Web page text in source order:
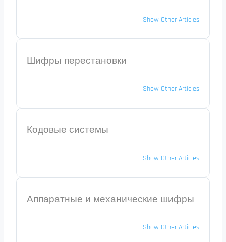
Show Other Articles
Шифры перестановки
Show Other Articles
Кодовые системы
Show Other Articles
Аппаратные и механические шифры
Show Other Articles